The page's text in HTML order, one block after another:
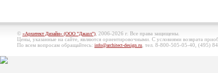
© «Архитект Дизайн» (ООО "Джазл") , 2006-2026 г. Все права защищены.
Цены, указанные на сайте, являются ориентировочными. С условиями возврата
По всем вопросам обращайтесь: info@architect-design.ru , тел. 8-800-505-05-40, (495)